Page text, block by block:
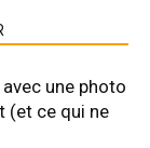
une photo
(et ce qui ne